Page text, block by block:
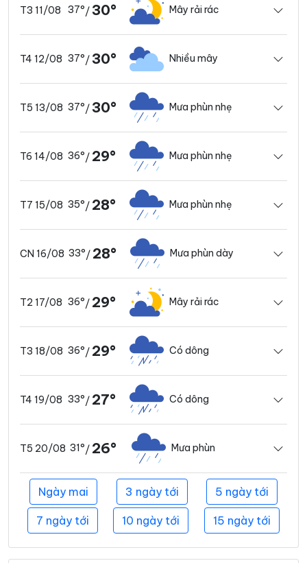
T3 11/08 37°/30° Mây rải rác
T4 12/08 37°/30° Nhiều mây
T5 13/08 37°/30° Mưa phùn nhẹ
T6 14/08 36°/ 29° Mưa phùn nhẹ
T7 15/08 35°/ 28° Mưa phùn nhẹ
CN 16/08 33°/ 28° Mưa phùn dày
T2 17/08 36°/ 29° Mây rải rác
T3 18/08 36°/ 29° Có dông
T4 19/08 33°/ 27° Có dông
T5 20/08 31°/ 26° Mưa phùn
Ngày mai 3 ngày tới 5 ngày tới
7 ngày tới 10 ngày tới 15 ngày tới